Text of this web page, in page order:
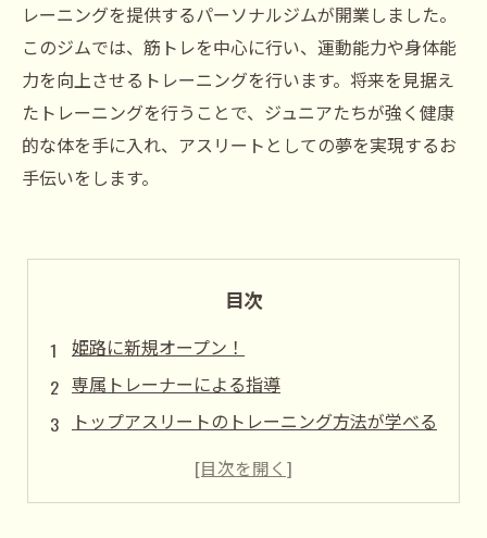
レーニングを提供するパーソナルジムが開業しました。
このジムでは、筋トレを中心に行い、運動能力や身体能
力を向上させるトレーニングを行います。将来を見据え
たトレーニングを行うことで、ジュニアたちが強く健康
的な体を手に入れ、アスリートとしての夢を実現するお
手伝いをします。
目次
姫路に新規オープン！
専属トレーナーによる指導
トップアスリートのトレーニング方法が学べる
体幹トレーニングも充実